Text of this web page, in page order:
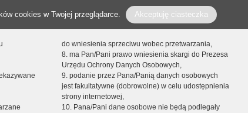
cookies w Twojej przeglądarce. Akceptuję ciasteczka
do wniesienia sprzeciwu wobec przetwarzania,
8. ma Pan/Pani prawo wniesienia skargi do Prezesa
Urzędu Ochrony Danych Osobowych,
9. podanie przez Pana/Panią danych osobowych
jest fakultatywne (dobrowolne) w celu udostępnienia
strony internetowej,
10. Pana/Pani dane osobowe nie będą podlegały